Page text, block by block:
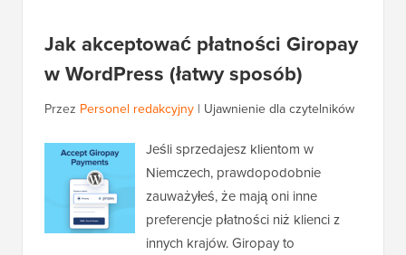
Jak akceptować płatności Giropay
w WordPress (łatwy sposób)
Przez Personel redakcyjny | Ujawnienie dla czytelników
Jeśli sprzedajesz klientom w
Niemczech, prawdopodobnie
zauważyłeś, że mają oni inne
preferencje płatności niż klienci z
innych krajów. Giropay to